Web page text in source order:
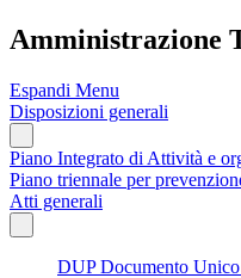
Amministrazione
Espandi Menu
Disposizioni generali
Piano Integrato di Attività e
Piano triennale per
Atti generali
DUP Documento